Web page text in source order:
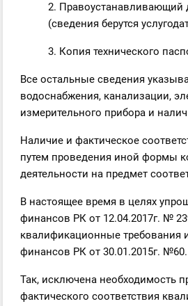
2. Правоустанавливающий
(сведения берутся
3. Копия технического
Все остальные сведения
водоснабжения, канализации,
измерительного прибора и
Наличие и фактическое
путем проведения иной формы
деятельности на предмет
В настоящее время в целях
финансов РК от 12.04.2017г. №
квалификационные требования
финансов РК от 30.01.2015г. №60.
Так, исключена необходимость
фактического соответствия